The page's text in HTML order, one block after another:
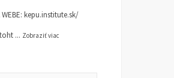
kepu.institute.sk/
... Zobraziť viac